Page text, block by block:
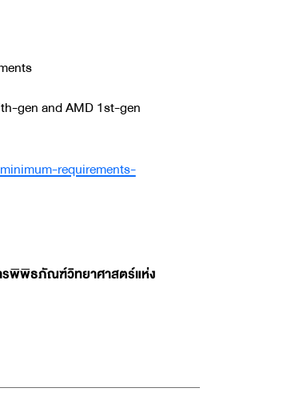
gen and AMD 1st-gen
requirements-
รพิพิธภัณฑ์วิทยาศาสตร์แห่ง